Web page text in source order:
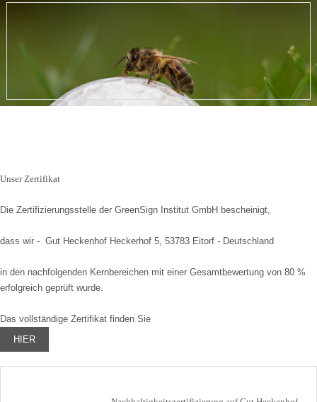
Unser Zertifikat
Die Zertifizierungsstelle der GreenSign Institut GmbH bescheinigt,
dass wir - Gut Heckenhof Heckerhof 5, 53783 Eitorf - Deutschland
in den nachfolgenden Kernbereichen mit einer Gesamtbewertung von 80 %
erfolgreich geprüft wurde.
Das vollständige Zertifikat finden Sie
HIER